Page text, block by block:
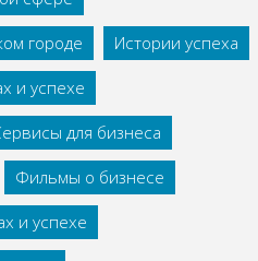
городе
Истории успеха
и успехе
для бизнеса
Фильмы о бизнесе
и успехе